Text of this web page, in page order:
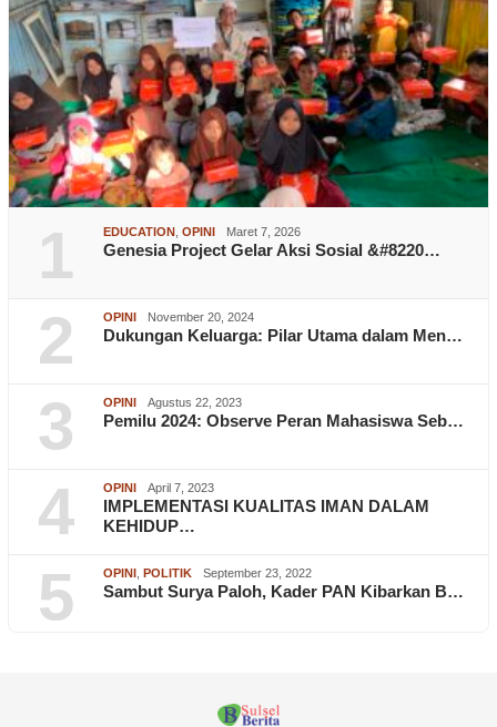
1 EDUCATION OPINI Maret 7, 2026
Genesia Project Gelar Aksi Sosial &#8220…
2 OPINI November 20, 2024
Dukungan Keluarga: Pilar Utama dalam Men…
3 OPINI Agustus 22, 2023
Pemilu 2024: Observe Peran Mahasiswa Seb…
4 OPINI April 7, 2023
IMPLEMENTASI KUALITAS IMAN DALAM
KEHIDUP…
5 OPINI POLITIK September 23, 2022
Sambut Surya Paloh, Kader PAN Kibarkan B…